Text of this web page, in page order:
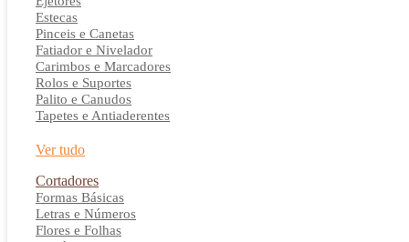
Estecas
Pinceis e Canetas
Fatiador e Nivelador
Carimbos e Marcadores
Rolos e Suportes
Palito e Canudos
Tapetes e Antiaderentes
Ver tudo
Cortadores
Formas Básicas
Letras e Números
Flores e Folhas